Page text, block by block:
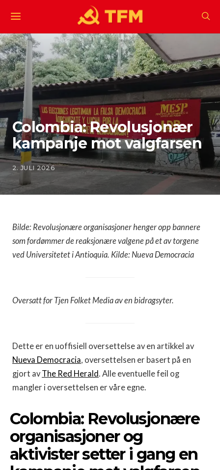
Colombia: Revolusjonær
kampanje mot valgfarsen
2. JULI 2026
Bilde: Revolusjonære organisasjoner henger opp bannere
som fordømmer de reaksjonære valgene på et av torgene
ved Universitetet i Antioquia. Kilde: Nueva Democracia
Oversatt for Tjen Folket Media av en bidragsyter.
Dette er en uoffisiell oversettelse av en artikkel av
Nueva Democracia, oversettelsen er basert på en
gjort avThe Red Herald. Alle eventuelle feil og
mangler i oversettelsen er våre egne.
Colombia: Revolusjonære
organisasjoner og
aktivister setter i gang en